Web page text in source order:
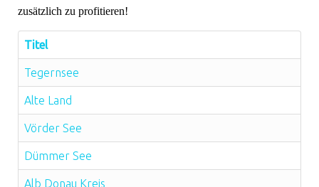
zusätzlich zu profitieren!
Titel
Tegernsee
Alte Land
Vörder See
Dümmer See
Alb Donau Kreis